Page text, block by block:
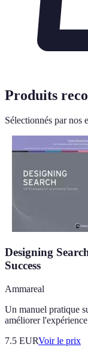
Produits
Sélectionnés par nos
Designing
Success
Ammareal
Un manuel pratique
améliorer
7.5 EURVoir le prix